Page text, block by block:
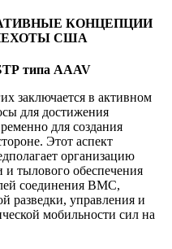
типа AAAV
заключается в активном
для достижения
для создания
Этот аспект
организацию
тылового обеспечения
соединения ВМС,
разведки, управления и
мобильности сил на